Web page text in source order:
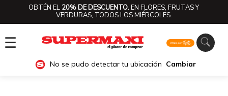
OBTÉN EL 20% DE DESCUENTO.EN FLORES, FRUTAS Y
VERDURAS, TODOS LOS MIÉRCOLES.
☰
No se pudo detectar tu ubicación Cambiar